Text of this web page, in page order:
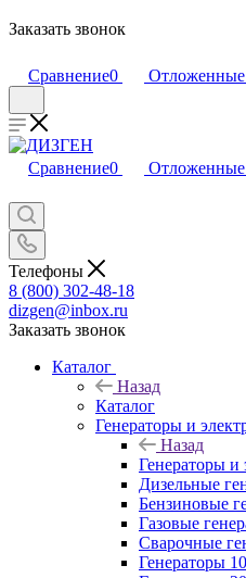
Заказать звонок
Сравнение0 Отложенные
Сравнение0 Отложенные
Телефоны
8 (800) 302-48-18
dizgen@inbox.ru
Заказать звонок
Каталог
Назад
Каталог
Генераторы и
Назад
Генераторы и
Дизельные
Бензиновые
Газовые
Сварочные
Генераторы